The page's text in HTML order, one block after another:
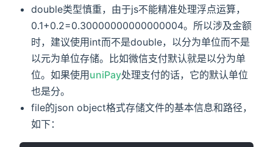
double类型慎重，由于js不能精准处理浮点运算，
0.1+0.2=0.30000000000000004。所以涉及金额
时，建议使用int而不是double，以分为单位而不是
以元为单位存储。比如微信支付默认就是以分为单
位。如果使用 uniPay处理支付的话，它的默认单位
也是分。
file的json object格式存储文件的基本信息和路径，
如下：